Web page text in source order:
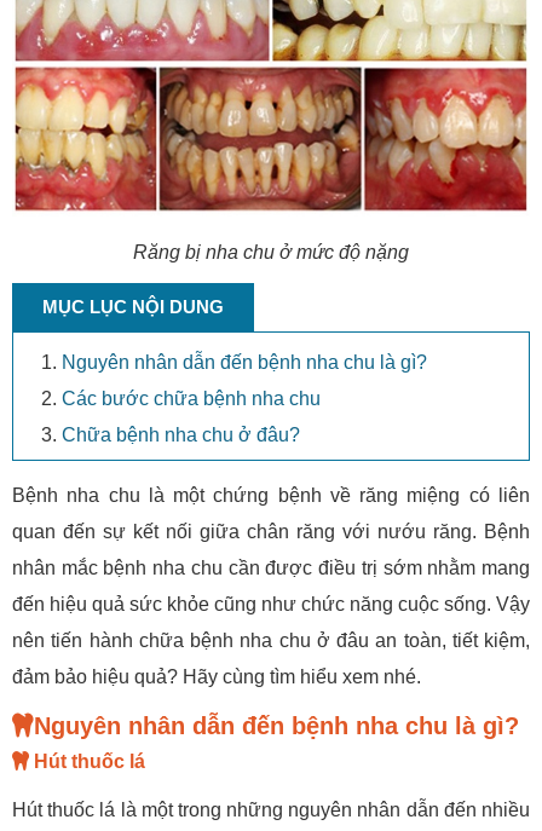
Răng bị nha chu ở mức độ nặng
MỤC LỤC NỘI DUNG
Nguyên nhân dẫn đến bệnh nha chu là gì?
Các bước chữa bệnh nha chu
Chữa bệnh nha chu ở đâu?
Bệnh nha chu là một chứng bệnh về răng miệng có liên
quan đến sự kết nối giữa chân răng với nướu răng. Bệnh
nhân mắc bệnh nha chu cần được điều trị sớm nhằm mang
đến hiệu quả sức khỏe cũng như chức năng cuộc sống. Vậy
nên tiến hành chữa bệnh nha chu ở đâu an toàn, tiết kiệm,
đảm bảo hiệu quả? Hãy cùng tìm hiểu xem nhé.
Nguyên nhân dẫn đến bệnh nha chu là gì?
Hút thuốc lá
Hút thuốc lá là một trong những nguyên nhân dẫn đến nhiều